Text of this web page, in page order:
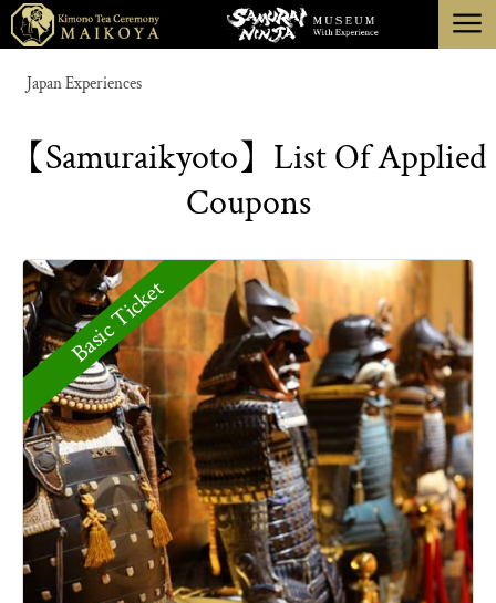
ABOUT
CANCELLATION
menu
Japan Experiences
【Samuraikyoto】List Of Applied
Coupons
Basic Ticket